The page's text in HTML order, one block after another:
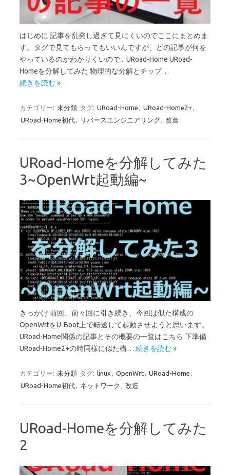
はじめに 記事を乱発し過ぎて見にくいのでここにまとめま
す。タグで見てもらってもいいんですが、どの記事が何を
やっているのかわかりくいので... URoad-Home URoad-
Homeを分解してみた 物理的な分解とチップ…
続きを読む »
カテゴリー: 未分類 タグ: URoad-Home , URoad-Home2+ ,
URoad-Home初代, リバースエンジニアリング, 改造
URoad-Homeを分解してみた
3~OpenWrt起動編~
きっかけ 前回、前々回に引き続き、今回は似た構成の
OpenWrtをU-Boot上で転送して起動させようと思います。
URoad-Home関係の記事とその概要の一覧はこちら 下準備
URoad-Home2+の時同様に似た構… 続きを読む »
カテゴリー: 未分類 タグ: linux , OpenWrt, URoad-Home ,
URoad-Home初代, ネットワーク , 改造
URoad-Homeを分解してみた
2